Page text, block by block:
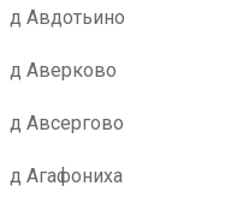
д Авдотьино
д Аверково
д Авсергово
д Агафониха